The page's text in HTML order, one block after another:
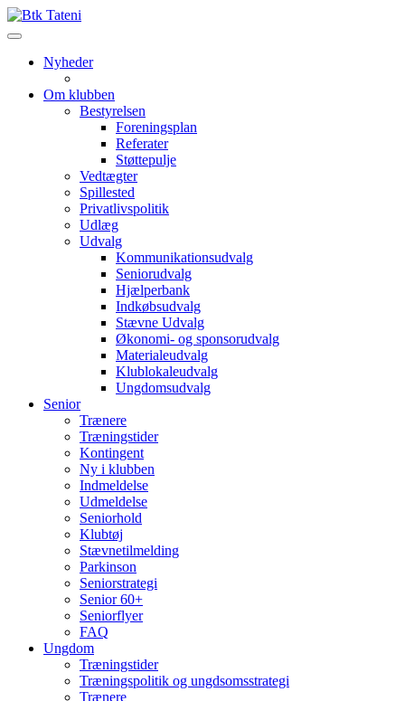
Nyheder
Om klubben
Bestyrelsen
Foreningsplan
Referater
Støttepulje
Vedtægter
Spillested
Privatlivspolitik
Udlæg
Udvalg
Kommunikationsudvalg
Seniorudvalg
Hjælperbank
Indkøbsudvalg
Stævne Udvalg
Økonomi- og sponsorudvalg
Materialeudvalg
Klublokaleudvalg
Ungdomsudvalg
Senior
Trænere
Træningstider
Kontingent
Ny i klubben
Indmeldelse
Udmeldelse
Seniorhold
Klubtøj
Stævnetilmelding
Parkinson
Seniorstrategi
Senior 60+
Seniorflyer
FAQ
Ungdom
Træningstider
Træningspolitik og ungdsomsstrategi
Trænere